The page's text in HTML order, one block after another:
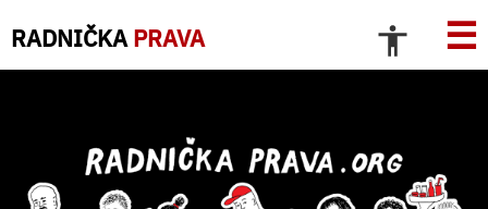
RADNIČKA PRAVA ☰